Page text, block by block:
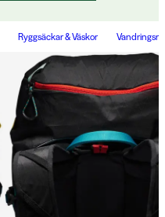
Ryggsäckar & Väskor